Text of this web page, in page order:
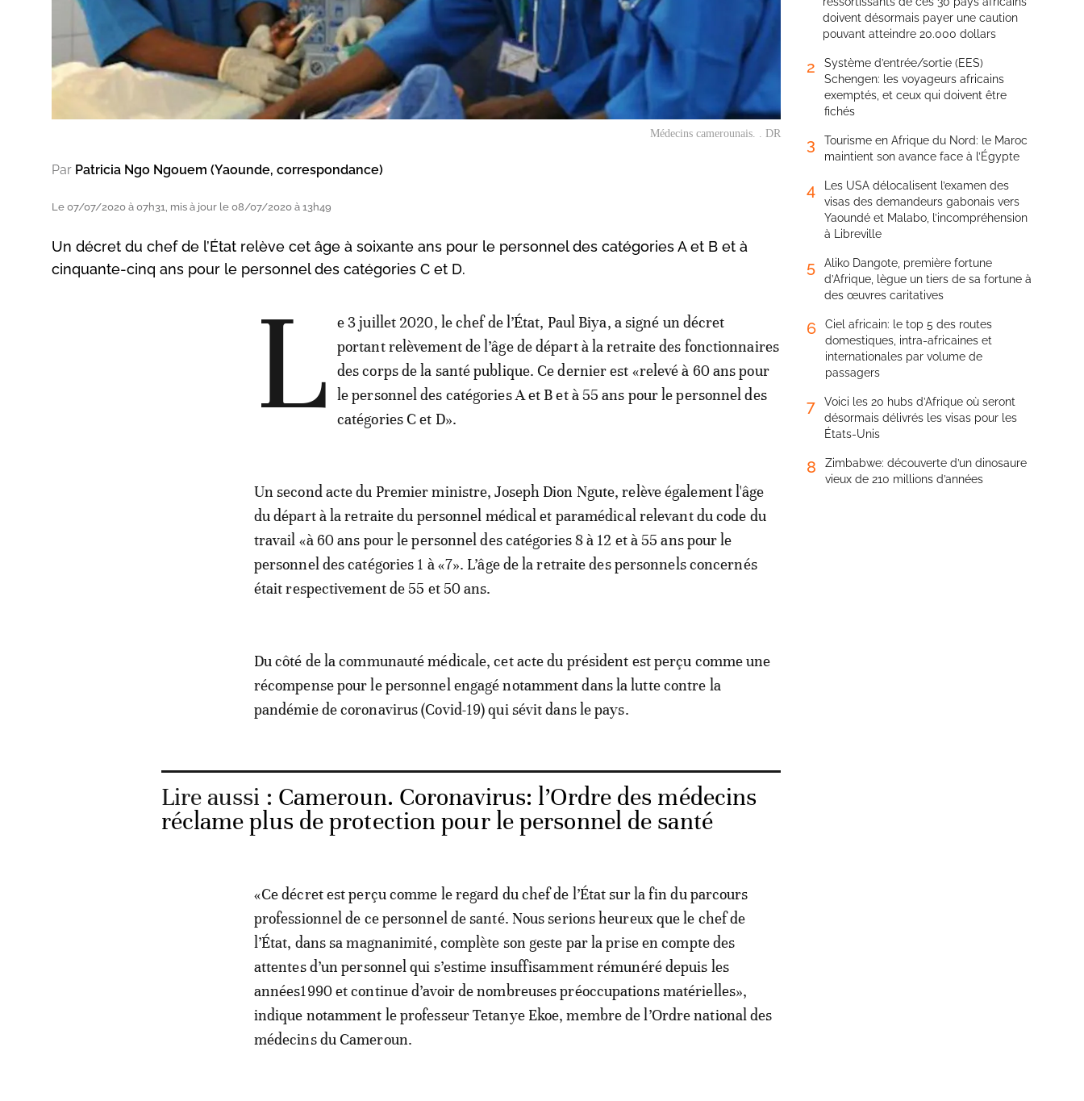
Médecins camerounais. . DR
Par Patricia Ngo Ngouem (Yaounde, correspondance)
Le 07/07/2020 à 07h31, mis à jour le 08/07/2020 à 13h49
Un décret du chef de l’État relève cet âge à soixante ans pour le personnel des catégories A et B et à
cinquante-cinq ans pour le personnel des catégories C et D.
L
e 3 juillet 2020, le chef de l’État, Paul Biya, a signé un décret
portant relèvement de l’âge de départ à la retraite des fonctionnaires
des corps de la santé publique. Ce dernier est «relevé à 60 ans pour
le personnel des catégories A et B et à 55 ans pour le personnel des
catégories C et D».
Un second acte du Premier ministre, Joseph Dion Ngute, relève également l'âge
du départ à la retraite du personnel médical et paramédical relevant du code du
travail «à 60 ans pour le personnel des catégories 8 à 12 et à 55 ans pour le
personnel des catégories 1 à «7». L’âge de la retraite des personnels concernés
était respectivement de 55 et 50 ans.
Du côté de la communauté médicale, cet acte du président est perçu comme une
récompense pour le personnel engagé notamment dans la lutte contre la
pandémie de coronavirus (Covid-19) qui sévit dans le pays.
Lire aussi : Cameroun. Coronavirus: l’Ordre des médecins
réclame plus de protection pour le personnel de santé
«Ce décret est perçu comme le regard du chef de l’État sur la fin du parcours
professionnel de ce personnel de santé. Nous serions heureux que le chef de
l’État, dans sa magnanimité, complète son geste par la prise en compte des
attentes d’un personnel qui s’estime insuffisamment rémunéré depuis les
années1990 et continue d’avoir de nombreuses préoccupations matérielles»,
indique notamment le professeur Tetanye Ekoe, membre de l’Ordre national des
médecins du Cameroun.
doivent désormais payer une caution
pouvant atteindre 20.000 dollars
2
Système d’entrée/sortie (EES)
Schengen: les voyageurs africains
exemptés, et ceux qui doivent être
fichés
3
Tourisme en Afrique du Nord: le Maroc
maintient son avance face à l’Égypte
4
Les USA délocalisent l’examen des
visas des demandeurs gabonais vers
Yaoundé et Malabo, l’incompréhension
à Libreville
5
Aliko Dangote, première fortune
d’Afrique, lègue un tiers de sa fortune à
des œuvres caritatives
6
Ciel africain: le top 5 des routes
domestiques, intra-africaines et
internationales par volume de
passagers
7
Voici les 20 hubs d’Afrique où seront
désormais délivrés les visas pour les
États-Unis
8
Zimbabwe: découverte d’un dinosaure
vieux de 210 millions d’années